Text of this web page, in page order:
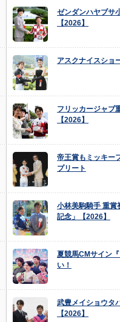
ゼンダンハヤブサ
【2026】
アスクナイスショ
フリッカージャブ
【2026】
帝王賞もミッキー
プリート
小林美駒騎手 重賞
記念」【2026】
夏競馬CMサイン
い！
武豊メイショウタ
【2026】